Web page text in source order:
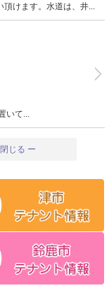
けます。水道は、井...
て...
閉じる ー